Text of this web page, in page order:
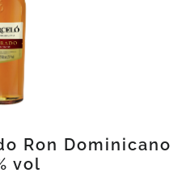
Ron Dominicano
vol